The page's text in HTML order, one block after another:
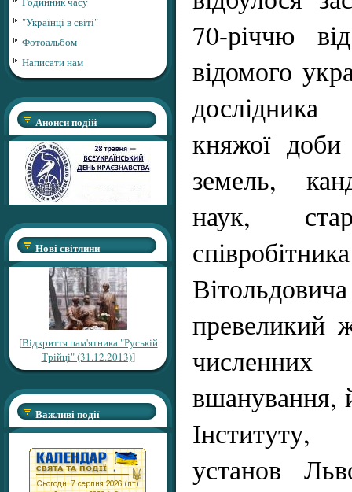
"Українці в світі"
Фотоальбом
Написати нам
Анонси подій
Нові світлини
[Відкриття пам'ятника "Руській
Трійці" (31.12.2013)]
Важливі події
70-річчю
відомого
княжої доби
земель,
наук,
превеликий
вшанування,
установ